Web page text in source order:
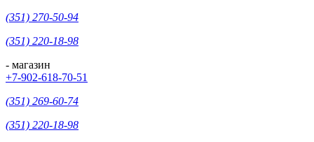
(351) 270-50-94
(351) 220-18-98
- магазин
+7-902-618-70-51
(351) 269-60-74
(351) 220-18-98